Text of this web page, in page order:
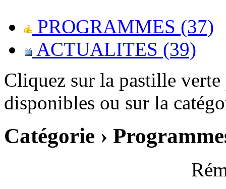
PROGRAMMES (37)
ACTUALITES (39)
Cliquez sur la pastille
disponibles ou sur la
Catégorie ›